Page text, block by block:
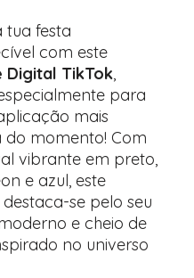
tua festa
com este
Digital TikTok,
para
mais
do momento! Com
vibrante em preto,
e azul, este
se pelo seu
e cheio de
no universo